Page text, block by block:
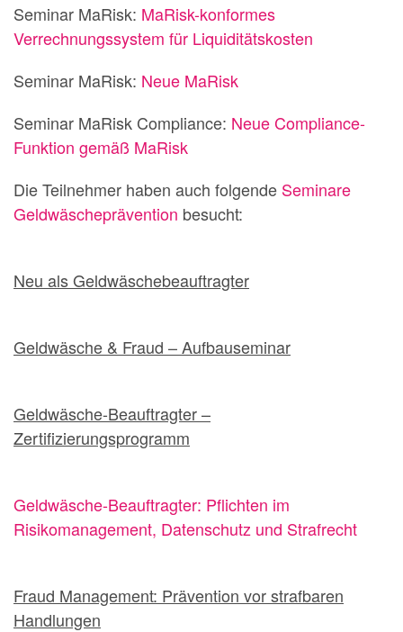
Seminar MaRisk: MaRisk-konformes
Verrechnungssystem für Liquiditätskosten
Seminar MaRisk: Neue MaRisk
Seminar MaRisk Compliance: Neue Compliance-
Funktion gemäß MaRisk
Die Teilnehmer haben auch folgende Seminare
Geldwäscheprävention besucht:
Neu als Geldwäschebeauftragter
Geldwäsche & Fraud – Aufbauseminar
Geldwäsche-Beauftragter –
Zertifizierungsprogramm
Geldwäsche-Beauftragter: Pflichten im
Risikomanagement, Datenschutz und Strafrecht
Fraud Management: Prävention vor strafbaren
Handlungen